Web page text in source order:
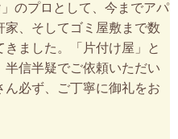
のプロとして、今までアパ
、そしてゴミ屋敷まで数
ました。「片付け屋」と
半信半疑でご依頼いただい
必ず、ご丁寧に御礼をお